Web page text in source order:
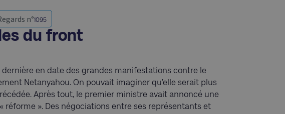
n°1095
du front
dernière en date des grandes manifestations contre le
Netanyahou. On pouvait imaginer qu’elle serait plus
Après tout, le premier ministre avait annoncé une
réforme ». Des négociations entre ses représentants et